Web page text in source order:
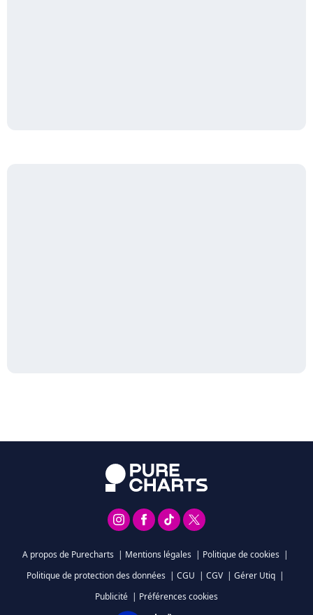
A propos de Purecharts | Mentions légales | Politique de cookies |
Politique de protection des données | CGU | CGV | Gérer Utiq |
Publicité | Préférences cookies